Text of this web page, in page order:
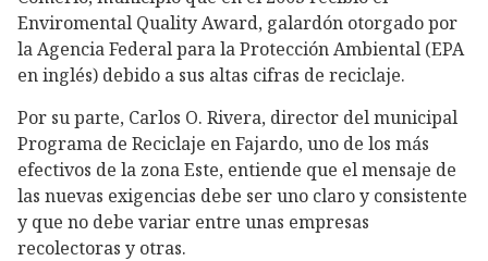
Enviromental Quality Award, galardón otorgado por
la Agencia Federal para la Protección Ambiental (EPA
en inglés) debido a sus altas cifras de reciclaje.
Por su parte, Carlos O. Rivera, director del municipal
Programa de Reciclaje en Fajardo, uno de los más
efectivos de la zona Este, entiende que el mensaje de
las nuevas exigencias debe ser uno claro y consistente
y que no debe variar entre unas empresas
recolectoras y otras.